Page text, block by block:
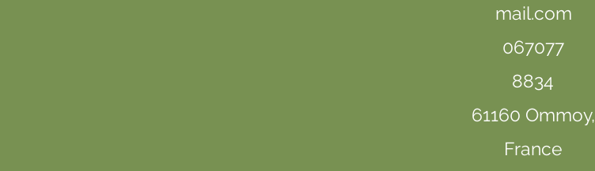
mail.com
067077
8834
61160 Ommoy,
France